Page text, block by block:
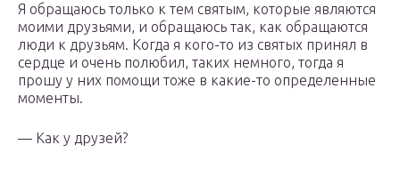
Я обращаюсь только к тем святым, которые являются
моими друзьями, и обращаюсь так, как обращаются
люди к друзьям. Когда я кого-то из святых принял в
сердце и очень полюбил, таких немного, тогда я
прошу у них помощи тоже в какие-то определенные
моменты.
— Как у друзей?